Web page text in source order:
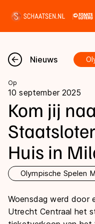
Nieuws
Kalender
Disciplines
Marathon
Langebaan
Inlineskaten
Uitslagen
Langebaan
Shorttrack
Marathon
Tijden &
Ranglijsten Langebaan
Nieuws
Op
10 september 2025
Kom jij
Huis in
Olympische Spelen
Woensdag werd door
Utrecht Centraal het